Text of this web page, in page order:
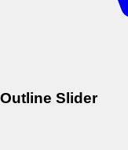
Outline Slider